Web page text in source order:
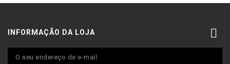
INFORMAÇÃO DA LOJA 